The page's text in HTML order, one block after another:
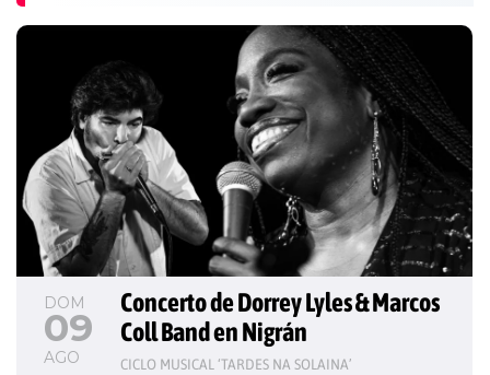
DOM
09
AGO
Concerto de Dorrey Lyles & Marcos
Coll Band en Nigrán
CICLO MUSICAL ‘TARDES NA SOLAINA’